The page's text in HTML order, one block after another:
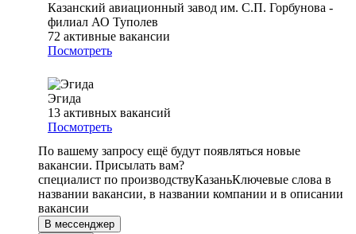
Казанский авиационный завод им. С.П. Горбунова -
филиал АО Туполев
72 активные вакансии
Посмотреть
Эгида
13 активных вакансий
Посмотреть
По вашему запросу ещё будут появляться новые
вакансии. Присылать вам?
специалист по производствуКазаньКлючевые слова в
названии вакансии, в названии компании и в описании
вакансии
В мессенджер